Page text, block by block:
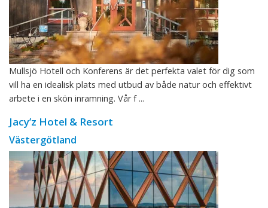
Mullsjö Hotell och Konferens är det perfekta valet för dig som
vill ha en idealisk plats med utbud av både natur och effektivt
arbete i en skön inramning. Vår f ...
Jacy’z Hotel & Resort
Västergötland